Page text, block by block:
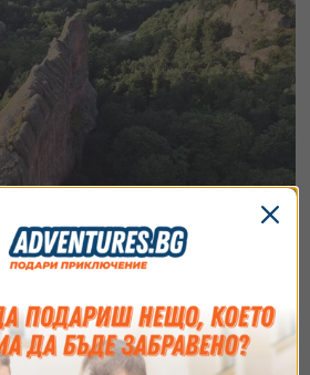
Белоградчик и
скали
Белоградчишки скали!
до
от120€/234.70 лв.